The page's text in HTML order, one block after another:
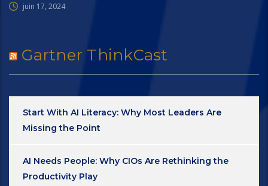
juin 17, 2024
Gartner ThinkCast
Start With AI Literacy: Why Most Leaders Are
Missing the Point
AI Needs People: Why CIOs Are Rethinking the
Productivity Play